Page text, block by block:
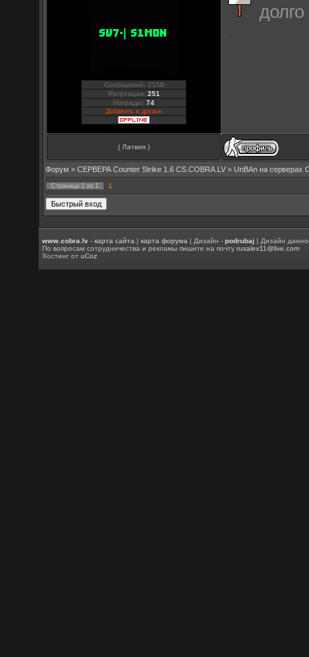
Сообщений: 2158
Репутация: 251
Награды:74
Добавить в друзья
( Латвия )
Форум » СЕРВЕРА Counter Strike 1.6 CS.COBRA.LV » UnBAn на серверах
Страница 1 из 1 1
www.cobra.lv -карта сайта |карта форума | Дизайн -podrubaj | Дизайн
По вопросам сотрудничества и рекламы пишите на почтуrusalex11@live.com
Хостинг отuCoz